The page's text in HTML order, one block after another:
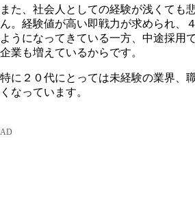
また、社会人としての経験が浅くても
ん。経験値が高い即戦力が求められ、
ようになってきている一方、中途採用
企業も増えているからです。
特に２０代にとっては未経験の業界、
くなっています。